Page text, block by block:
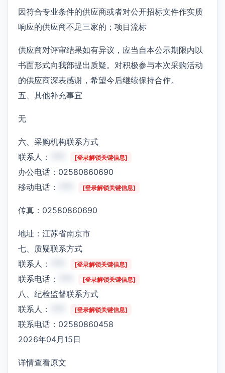
因符合专业条件的供应商或者对公开招标文件作实质
响应的供应商不足三家的；项目流标
供应商对评审结果如有异议，应当自本公示期限内以
书面形式向我部提出质疑。对积极参与本次采购活动
的供应商深表感谢，希望今后继续保持合作。
五、其他补充事宜
无
六、采购机构联系方式
联系人：
[登录解锁关键信息]
办公电话：02580860690
移动电话：
[登录解锁关键信息]
传真：02580860690
地址：江苏省南京市
七、质疑联系方式
联系人：
[登录解锁关键信息]
联系电话： [登录解锁关键信息]
八、纪检监督联系方式
联系人：
[登录解锁关键信息]
联系电话：02580860458
2026年04月15日
详情查看原文